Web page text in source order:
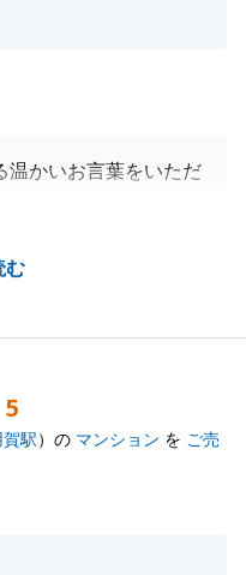
む
温かいお言葉をいただ
ていただけて大変光栄
葉を糧に、今後もすべ
5
賀駅）の マンション を ご売